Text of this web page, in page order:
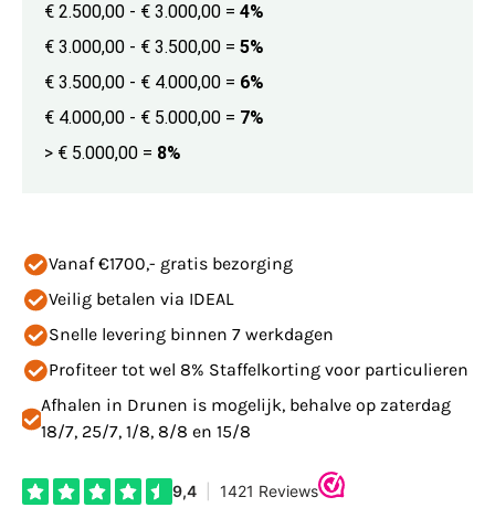
€ 2.500,00 - € 3.000,00 = 4%
€ 3.000,00 - € 3.500,00 = 5%
€ 3.500,00 - € 4.000,00 = 6%
€ 4.000,00 - € 5.000,00 = 7%
> € 5.000,00 = 8%
Vanaf €1700,- gratis bezorging
Veilig betalen via IDEAL
Snelle levering binnen 7 werkdagen
Profiteer tot wel 8% Staffelkorting voor particulieren
Afhalen in Drunen is mogelijk, behalve op zaterdag
18/7, 25/7, 1/8, 8/8 en 15/8